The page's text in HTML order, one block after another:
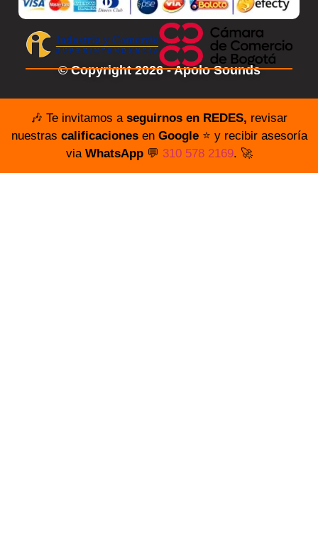
© Copyright 2026 - Apolo Sounds
🎶 Te invitamos a seguirnos en REDES, revisar
nuestras calificacionesen Google⭐️ y recibir asesoría
via WhatsApp💬 310 578 2169. 🚀